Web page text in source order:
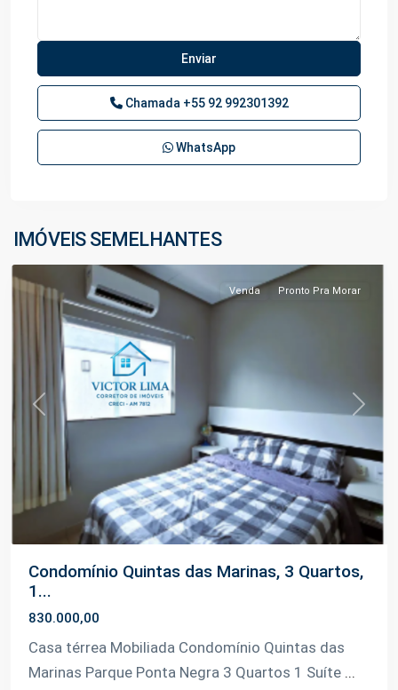
Chamada +55 92 992301392
WhatsApp
IMÓVEIS SEMELHANTES
Negra
Manaus
Previous Next
Venda Pronto Pra Morar
Condomínio Quintas das Marinas, 3 Quartos,
1...
830.000,00
Casa térrea Mobiliada Condomínio Quintas das
Marinas Parque Ponta Negra 3 Quartos 1 Suíte ...